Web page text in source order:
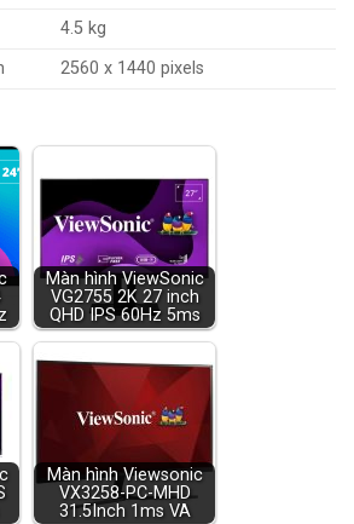
4.5 kg
2560 x 1440 pixels
Màn hình ViewSonic
VG2755 2K 27 inch
QHD IPS 60Hz 5ms
Màn hình Viewsonic
VX3258-PC-MHD
31.5Inch 1ms VA